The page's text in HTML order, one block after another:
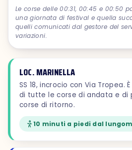
Le corse delle 00:31, 00:45 e 00:50
una giornata di festival e quella
quelli comunicati dal gestore del
variazioni.
LOC. MARINELLA
SS 18, incrocio con Via Tropea.
di tutte le corse di andata e di
corse di ritorno.
10 minuti a piedi dal